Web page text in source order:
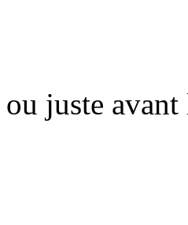
ou juste